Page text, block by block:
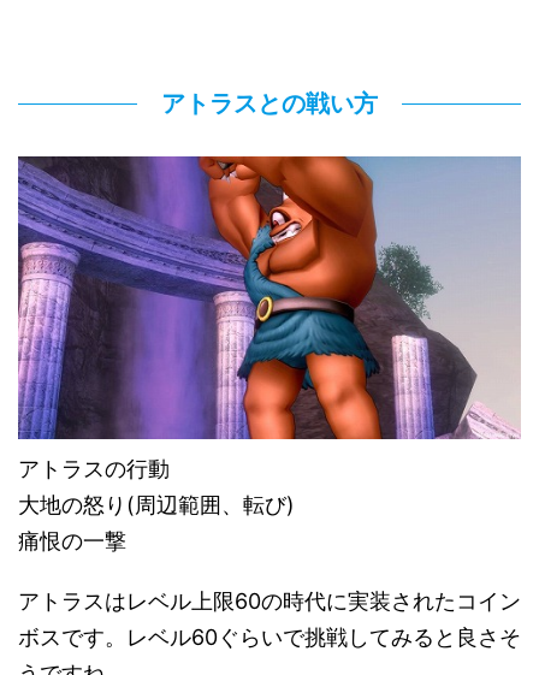
アトラスとの戦い方
アトラスの行動
大地の怒り(周辺範囲、転び)
痛恨の一撃
アトラスはレベル上限60の時代に実装されたコイン
ボスです。レベル60ぐらいで挑戦してみると良さそ